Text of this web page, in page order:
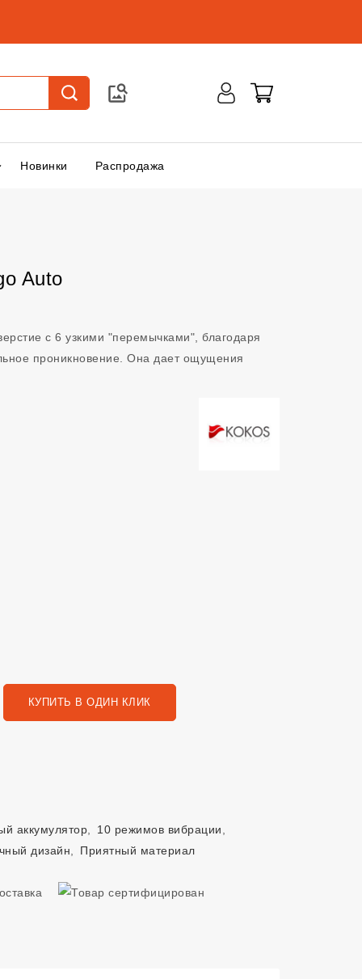
Новинки Распродажа
Auto
с 6 узкими "перемычками", благодаря
проникновение. Она дает ощущения
КУПИТЬ В ОДИН КЛИК
аккумулятор 10 режимов вибрации
дизайн Приятный материал